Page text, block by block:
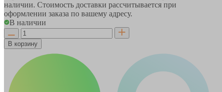
наличии. Стоимость доставки рассчитывается при
оформлении заказа по вашему адресу.
В наличии
В корзину